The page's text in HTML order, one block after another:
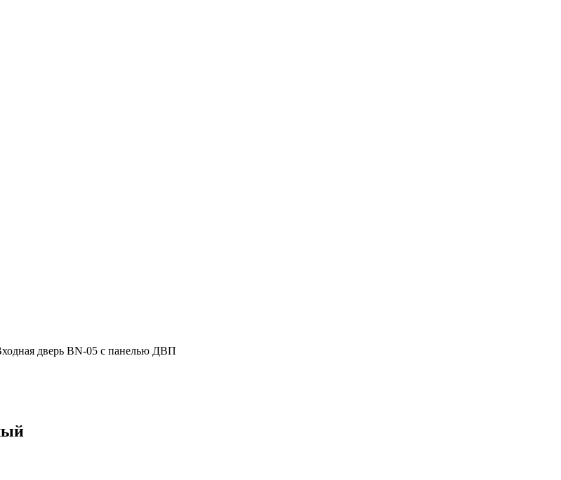
дверь BN-05 с панелью ДВП